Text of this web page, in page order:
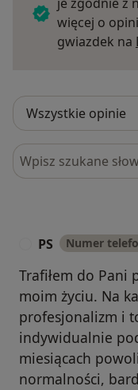
więcej o
gwiazdek na
Szukaj w opiniach
PS Numer
Trafiłem do Pani
moim życiu. Na
profesjonalizm i
indywidualnie
miesiącach
normalności,